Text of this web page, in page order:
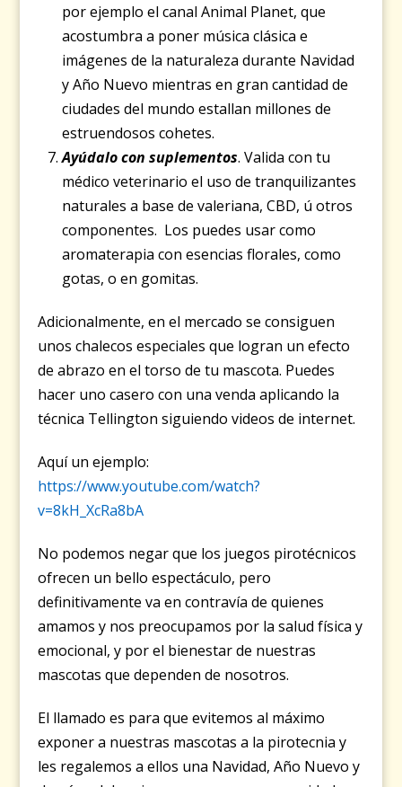
por ejemplo el canal Animal Planet, que
acostumbra a poner música clásica e
imágenes de la naturaleza durante Navidad
y Año Nuevo mientras en gran cantidad de
ciudades del mundo estallan millones de
estruendosos cohetes.
Ayúdalo con suplementos. Valida con tu
médico veterinario el uso de tranquilizantes
naturales a base de valeriana, CBD, ú otros
componentes. Los puedes usar como
aromaterapia con esencias florales, como
gotas, o en gomitas.
Adicionalmente, en el mercado se consiguen
unos chalecos especiales que logran un efecto
de abrazo en el torso de tu mascota. Puedes
hacer uno casero con una venda aplicando la
técnica Tellington siguiendo videos de internet.
Aquí un ejemplo:
https://www.youtube.com/watch?
v=8kH_XcRa8bA
No podemos negar que los juegos pirotécnicos
ofrecen un bello espectáculo, pero
definitivamente va en contravía de quienes
amamos y nos preocupamos por la salud física y
emocional, y por el bienestar de nuestras
mascotas que dependen de nosotros.
El llamado es para que evitemos al máximo
exponer a nuestras mascotas a la pirotecnia y
les regalemos a ellos una Navidad, Año Nuevo y